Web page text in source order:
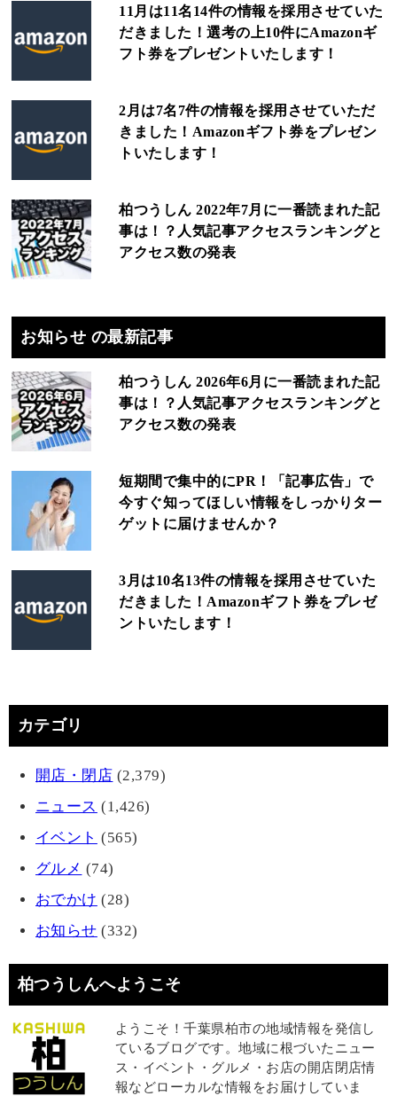
11月は11名14件の情報を採用させていた
だきました！選考の上10件にAmazonギ
フト券をプレゼントいたします！
2月は7名7件の情報を採用させていただ
きました！Amazonギフト券をプレゼン
トいたします！
柏つうしん 2022年7月に一番読まれた記
事は！？人気記事アクセスランキングと
アクセス数の発表
お知らせ の最新記事
柏つうしん 2026年6月に一番読まれた記
事は！？人気記事アクセスランキングと
アクセス数の発表
短期間で集中的にPR！「記事広告」で
今すぐ知ってほしい情報をしっかりター
ゲットに届けませんか？
3月は10名13件の情報を採用させていた
だきました！Amazonギフト券をプレゼ
ントいたします！
カテゴリ
開店・閉店 (2,379)
ニュース (1,426)
イベント (565)
グルメ (74)
おでかけ (28)
お知らせ (332)
柏つうしんへようこそ
ようこそ！千葉県柏市の地域情報を発信し
ているブログです。地域に根づいたニュー
ス・イベント・グルメ・お店の開店閉店情
報などローカルな情報をお届けしていま